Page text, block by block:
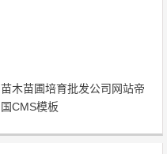
苗木苗圃培育批发公司网站帝
国CMS模板